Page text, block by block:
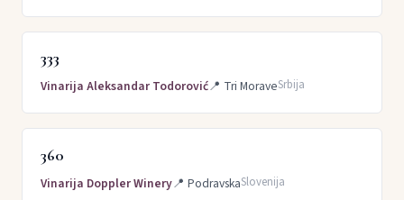
333
Vinarija Aleksandar Todorović📍 Tri MoraveSrbija
360
Vinarija Doppler Winery📍 PodravskaSlovenija